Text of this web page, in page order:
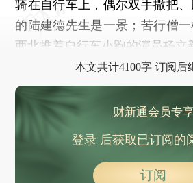
骑在自行车上，偶尔双手撒把
的陆建德先生是一景；苦行僧
西北推着自行车小跑的演员杨立
本文共计4100字 订阅后
财新通会员专
登录后获取已订阅的
订阅